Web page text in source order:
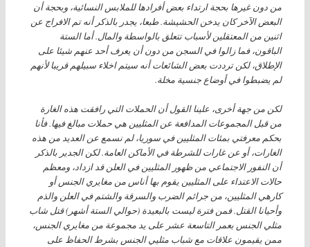
من دون غيرها بحجة ارتداء بعض أفرادها للملابس النسائية، وبحجة أن
البعض الآخر كان يدخن الحشيشة. طبعا، يجدر بالذكر أنه تم الافراج عن
اثنين من المعتقلين لأسباب تتعلق بالواسطة والمال. أما الستة
الباقون، فما زالوا في السجن من دون أن يعرف أحد عنهم شيئا على
الإطلاق، لكن ترددت بعض الشائعات أنه سيتم اخلاء سبيلهم قريبا لأنهم
لم يضبطوا في أوضاع جنسية مخلة.
لكن من جهة أخرى، علينا القول أن الحملات التي رافقت هذه الغارة
من قبل المجموعات المدافعة عن المثليين هي حملات مبالغ فيها. فأنا
بحكم معرفتي بمئات المثليين في سوريا، لم نسمع عن العديد من هذه
الغارات، أو عن غارات للشرطة في الأماكن العامة. لكن الجدير بالذكر
أن النفور الاجتماعي من ظهور المثليين في العلن قد ازداد، ومعظم
حالات الاعتداء على المثليين يقوم بها أناس من مغايري الجنس أو
كارهي المثليين، من جرائم الضرب والسرقة والشتم في العلن والذم
وأحيانا القتل. فمن فترة ليست بالبعيدة (حوالي الستة أشهر) قتل شاب
مثلي الجنس بعمر التاسعة عشر على يد مجموعة من مغايري الجنس،
ممن يقيمون علاقات مع شباب مثليي الجنس بشرط الحفاظ على